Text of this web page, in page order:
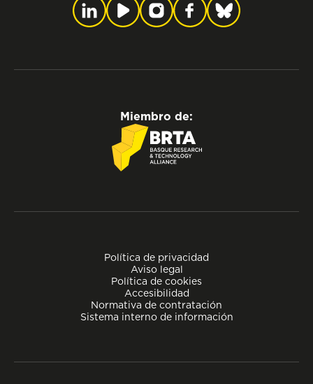
Política de privacidad
Aviso legal
Política de cookies
Accesibilidad
Normativa de contratación
Sistema interno de información
Miembro de: